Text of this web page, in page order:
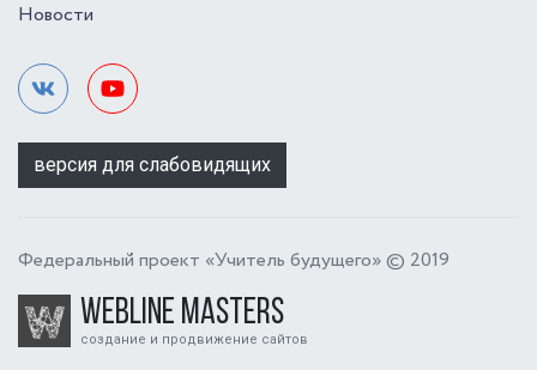
Новости
версия для слабовидящих
Федеральный проект «Учитель будущего» © 2019
Webline Masters
создание и продвижение сайтов